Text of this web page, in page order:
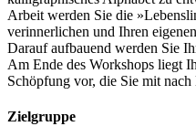
Arbeit werden Sie die
verinnerlichen und Ihren
Darauf aufbauend werden Sie
Am Ende des Workshops liegt
Schöpfung vor, die Sie mit nach
Zielgruppe